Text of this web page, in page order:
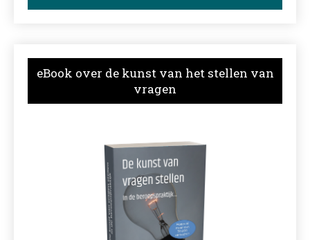
eBook over de kunst van het stellen van
vragen